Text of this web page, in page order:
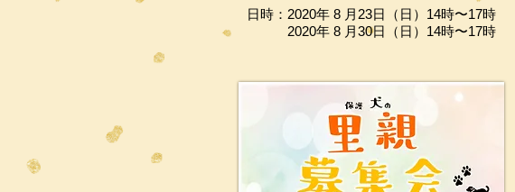
日時：2020年 8 月23日（日） 14時〜17時
2020年 8 月30日（日） 14時〜17時